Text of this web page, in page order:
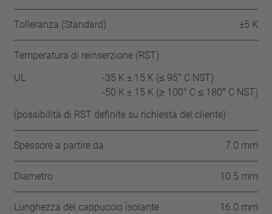
Tolleranza (Standard) ±5 K
Temperatura di reinserzione (RST)
UL
-35 K ± 15 K (≤ 95° C NST)
-50 K ± 15 K (≥ 100° C ≤ 180° C NST)
(possibilità di RST definite su richiesta del cliente)
Spessore a partire da 7.0 mm
Diametro 10.5 mm
Lunghezza del cappuccio isolante 16.0 mm